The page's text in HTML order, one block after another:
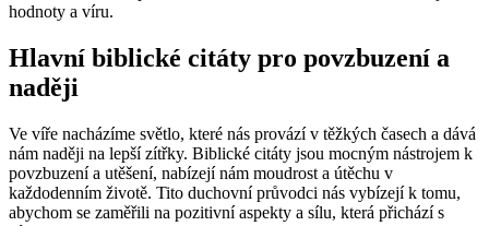
hodnoty a víru.
Hlavní biblické citáty pro povzbuzení a
naději
Ve víře nacházíme světlo, které nás provází v těžkých časech a dává
nám naději na lepší zítřky. Biblické citáty jsou mocným nástrojem k
povzbuzení a utěšení, nabízejí nám moudrost a útěchu v
každodenním životě. Tito duchovní průvodci nás vybízejí k tomu,
abychom se zaměřili na pozitivní aspekty a sílu, která přichází s